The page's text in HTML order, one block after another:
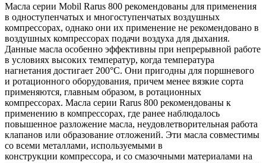
Масла серии Mobil Rarus 800 рекомендованы для применения
в одноступенчатых и многоступенчатых воздушных
компрессорах, однако они их применение не рекомендовано в
воздушных компрессорах подачи воздуха для дыхания.
Данные масла особенно эффективны при непрерывной работе
в условиях высоких температур, когда температура
нагнетания достигает 200°C. Они пригодны для поршневого
и ротационного оборудования, причем менее вязкие сорта
применяются, главным образом, в ротационных
компрессорах. Масла серии Rarus 800 рекомендованы к
применению в компрессорах, где ранее наблюдалось
повышенное разложение масла, неудовлетворительная работа
клапанов или образование отложений. Эти масла совместимы
со всеми металлами, используемыми в
конструкции компрессора, и со смазочными материалами на